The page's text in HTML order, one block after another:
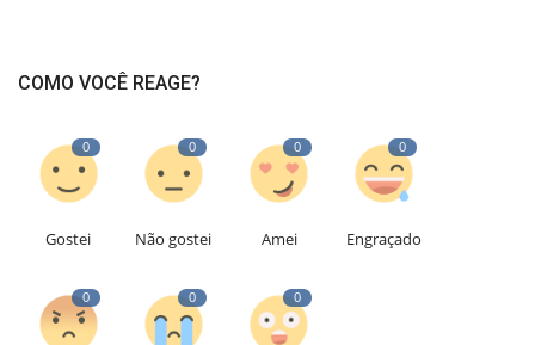
COMO VOCÊ REAGE?
0
Gostei
0
Não gostei
0
Amei
0
Engraçado
0 0 0